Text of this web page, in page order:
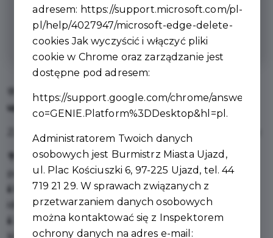
na kompozycje kwiatowe boxy z róż
mydlanych i świec sojowych oraz
zestawy upominkowe
Oferta sprzedaży – dekoracje, znicze i
upominki🎁🌹
Zapraszamy do skorzystania z naszej bogatej oferty:
💐 Boxy z róż mydlanych– trwałe, eleganckie i
pachnące
🕯️
Boxy z naturalnymi świecami sojowymi
idealne na prezent
🕯️
Znicze i wkłady– szeroki wybór modeli
adresem: https://support.microsoft.com/pl-
pl/help/4027947/microsoft-edge-delete-
cookies Jak wyczyścić i włączyć pliki
cookie w Chrome oraz zarządzanie jest
dostępne pod adresem:
https://support.google.com/chrome/answer/
co=GENIE.Platform%3DDesktop&hl=pl .
Administratorem Twoich danych
osobowych jest Burmistrz Miasta Ujazd,
ul. Plac Kościuszki 6, 97-225 Ujazd, tel. 44
719 21 29. W sprawach związanych z
przetwarzaniem danych osobowych
można kontaktować się z Inspektorem
ochrony danych na adres e-mail: